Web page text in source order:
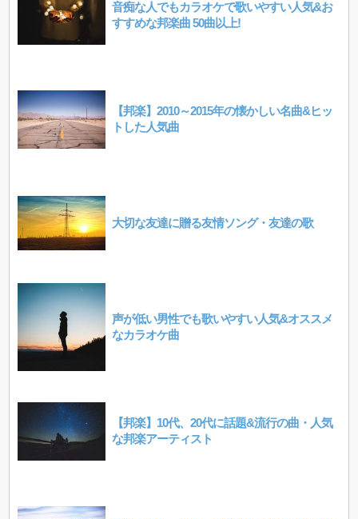
音痴な人でもカラオケで歌いやすい人気&お
すすめな邦楽曲 50曲以上!
【邦楽】2010～2015年の懐かしい名曲&ヒッ
トした人気曲
大切な友達に贈る友情ソング・友達の歌
声が低い男性でも歌いやすい人気&オススメ
なカラオケ曲
【邦楽】10代、20代に話題&流行の曲・人気
な邦楽アーティスト